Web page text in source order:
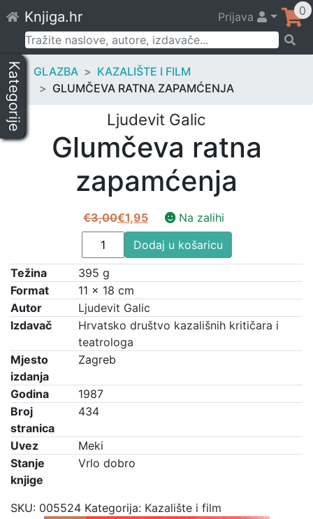
to
content
Knjiga.hr Prijava 0
Pretraži:
Kategorije GLAZBA
KAZALIŠTE I FILM
GLUMČEVA RATNA ZAPAMĆENJA
Ljudevit Galic
Glumčeva ratna
zapamćenja
€3,00
Izvorna
cijena
bila
je:
€3,00.
€1,95
Trenutna
cijena
je:
€1,95.
Na zalihi
Glumčeva
ratna
zapamćenja
količina
Dodaj u košaricu
Težina
395 g
Format
11 × 18 cm
Autor
Ljudevit Galic
Izdavač
Hrvatsko društvo kazališnih kritičara i
teatrologa
Mjesto
izdanja
Zagreb
Godina
1987
Broj
stranica
434
Uvez
Meki
Stanje
knjige
Vrlo dobro
SKU: 005524 Kategorija: Kazalište i film